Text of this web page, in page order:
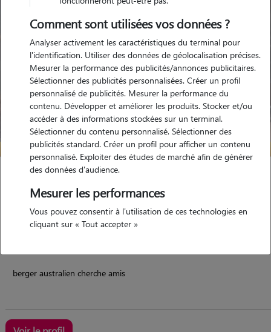
ROMORANTIN LANTHENAY 41200
maison possède des animaux
berger australien cherche amis
Comment sont utilisées vos données ?
Analyser activement les caractéristiques du terminal pour
l'identification. Utiliser des données de géolocalisation précises.
Mesurer la performance des publicités/annonces publicitaires.
Sélectionner des publicités personnalisées. Créer un profil
personnalisé de publicités. Mesurer la performance du
contenu. Développer et améliorer les produits. Stocker et/ou
accéder à des informations stockées sur un terminal.
Sélectionner du contenu personnalisé. Sélectionner des
publicités standard. Créer un profil pour afficher un contenu
personnalisé. Exploiter des études de marché afin de générer
des données d'audience.
Mesurer les performances
Vous pouvez consentir à l'utilisation de ces technologies en
cliquant sur « Tout accepter »